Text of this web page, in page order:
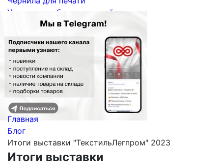
Услуги по сублимационной печати
Главная
Блог
Итоги выставки "ТекстильЛегпром" 2023
Итоги выставки